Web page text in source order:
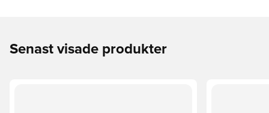
Senast visade produkter